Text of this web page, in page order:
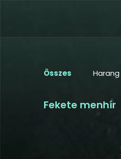
Összes Harang
Fekete menhír